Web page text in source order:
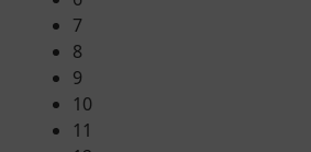
7
8
9
10
11